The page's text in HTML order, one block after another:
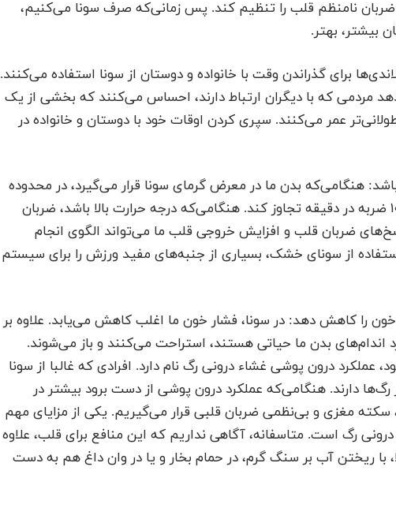
نامنظم قلب را تنظیم کند. پس زمانی‌که صرف سونا می‌کنیم،
بیشتر، بهتر.
برای گذراندن وقت با خانواده و دوستان از سونا استفاده می‌کنند.
مردمی که با دیگران ارتباط دارند، احساس می‌کنند که بخشی از یک
عمر می‌کنند. سپری کردن اوقات خود با دوستان و خانواده در
هنگامی‌که بدن ما در معرض گرمای سونا قرار می‌گیرد، در محدوده
درجه حرارت پایین‌تر، ضربان قلب می‌تواند از ۱۰۰ ضربه در دقیقه تجاوز کند. هنگامی‌که درجه حرارت بالا باشد، ضربان
کند. این پاسخ‌های ضربان قلب و افزایش خروجی قلب ما می‌تواند الگوی انجام
از سونای خشک، بسیاری از جنبه‌های مفید ورزش را برای سیستم
خون را کاهش دهد: در سونا، فشار خون ما اغلب کاهش می‌یابد. علاوه بر
اندام‌های بدن ما حیاتی هستند، استراحت می‌کنند و باز می‌شوند.
درون پوشی غشاء درونی رگ نام دارد. افرادی که غالبا از سونا
دارند. هنگامی‌که عملکرد درون پوشی از دست برود بیشتر در
سکته مغزی و بی‌نظمی ضربان قلبی قرار می‌گیریم. یکی از مزایای مهم
رگ است. متاسفانه، آگاهی نداریم که این منافع برای قلب، علاوه
با ریختن آب بر سنگ گرم، در حمام بخار و یا در وان داغ هم به دست